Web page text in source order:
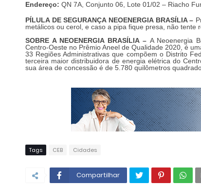
Endereço: QN 7A, Conjunto 06, Lote 01/02 – Riacho
PÍLULA DE SEGURANÇA NEOENERGIA BRASÍLIA –
metálicos ou cerol, e caso a pipa fique presa, não tente
SOBRE A NEOENERGIA BRASÍLIA –A Neoenergia
Centro-Oeste no Prêmio Aneel de Qualidade 2020, é
33 Regiões Administrativas que compõem o Distrito
terceira maior distribuidora de energia elétrica do
sua área de concessão é de 5.780 quilômetros
Tags CEB Cidades
Compartilhar